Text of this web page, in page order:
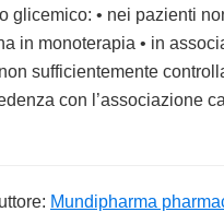
glicemico: • nei pazienti
in monoterapia • in
sufficientemente
con l’associazione
Mundipharma